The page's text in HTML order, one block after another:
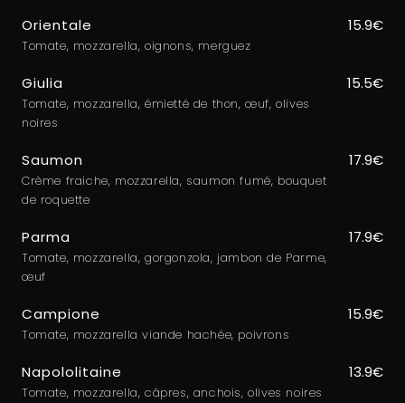
Orientale
Tomate, mozzarella, oignons, merguez
15.9€
Giulia
Tomate, mozzarella, émietté de thon, œuf, olives
noires
15.5€
Saumon
Crème fraiche, mozzarella, saumon fumé, bouquet
de roquette
17.9€
Parma
Tomate, mozzarella, gorgonzola, jambon de Parme,
œuf
17.9€
Campione
Tomate, mozzarella viande hachée, poivrons
15.9€
Napololitaine
Tomate, mozzarella, câpres, anchois, olives noires
13.9€